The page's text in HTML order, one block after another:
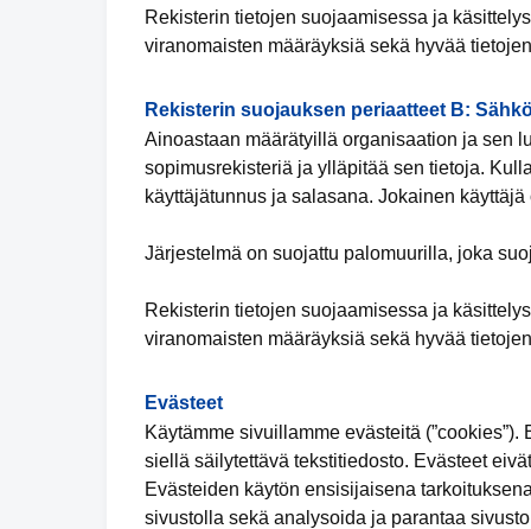
Rekisterin tietojen suojaamisessa ja
viranomaisten määräyksiä sekä hyvää
Rekisterin suojauksen periaatteet B:
Ainoastaan määrätyillä organisaation ja sen
sopimusrekisteriä ja ylläpitää sen tietoja.
käyttäjätunnus ja salasana. Jokainen
Järjestelmä on suojattu palomuurilla, joka
Rekisterin tietojen suojaamisessa ja
viranomaisten määräyksiä sekä hyvää
Evästeet
Käytämme sivuillamme evästeitä
siellä säilytettävä tekstitiedosto. Evästeet
Evästeiden käytön ensisijaisena
sivustolla sekä analysoida ja parantaa